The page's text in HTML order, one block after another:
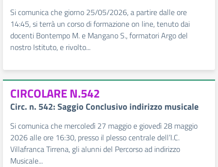
Si comunica che giorno 25/05/2026, a partire dalle ore
14:45, si terrà un corso di formazione on line, tenuto dai
docenti Bontempo M. e Mangano S., formatori Argo del
nostro Istituto, e rivolto...
CIRCOLARE N.542
Circ. n. 542: Saggio Conclusivo indirizzo musicale
Si comunica che mercoledì 27 maggio e giovedì 28 maggio
2026 alle ore 16:30, presso il plesso centrale dell’I.C.
Villafranca Tirrena, gli alunni del Percorso ad indirizzo
Musicale...